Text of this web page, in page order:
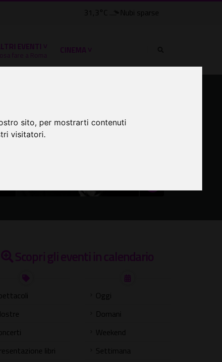
sito, per mostrarti contenuti
visitatori.
31,3°C Nubi sparse
EVENTI ˅
fare a Roma CINEMA ˅
Scopri gli eventi in calendario
libri
Oggi
Domani
Weekend
Settimana